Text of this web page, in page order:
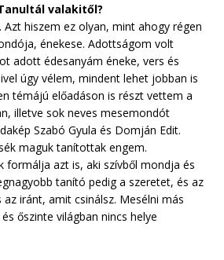
valakitől?
hiszem ez olyan, mint ahogy régen
énekese. Adottságom volt
adott édesanyám éneke, vers és
úgy vélem, mindent lehet jobban is
témájú előadáson is részt vettem a
illetve sok neves mesemondót
Szabó Gyula és Domján Edit.
maguk tanítottak engem.
formálja azt is, aki szívből mondja és
tanító pedig a szeretet, és az
iránt, amit csinálsz. Mesélni más
őszinte világban nincs helye